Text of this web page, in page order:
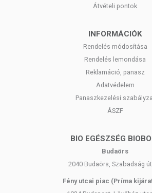
amelyből cukrok: 0,5 g;
Fehérje: <0,5 g;
Átvételi pontok
INFORMÁCIÓK
Rendelés módosítása
Rendelés lemondása
Reklamáció, panasz
Adatvédelem
Panaszkezelési
ÁSZF
BIO EGÉSZSÉG
Budaörs
2040 Budaörs, Szabadság
Fény utcai piac (Príma